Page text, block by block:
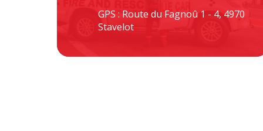
GPS : Route du Fagnoû 1 - 4, 4970
Stavelot